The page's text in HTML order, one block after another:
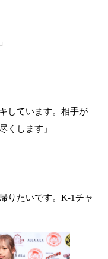
しています。相手が
くします」
りたいです。K-1チャ